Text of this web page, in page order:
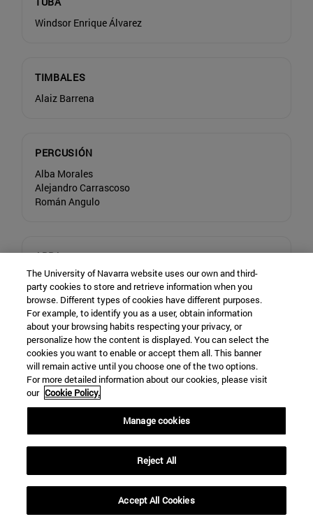
Windsor Enrique Álvarez
TIMBALES
Alaiz Barrena
PERCUSIÓN
Alba Morales
Alejandro Carrascoso
Román Angulo
ARPA
Lucia Mena García
PIANO
Fernando González Castañeda
VIOLINES I
Aitor García (concertino)
Mónica Pérez Abril
Eeva Sofia Pursimo
Jorge Figueroa López
The University of Navarra website uses our own and third-
party cookies to store and retrieve information when you
browse. Different types of cookies have different purposes.
For example, to identify you as a user, obtain information
about your browsing habits respecting your privacy, or
personalize how the content is displayed. You can select the
cookies you want to enable or accept them all. This banner
will remain active until you choose one of the two options.
For more detailed information about our cookies, please visit
our Cookie Policy.
Manage cookies
Reject All
Accept All Cookies